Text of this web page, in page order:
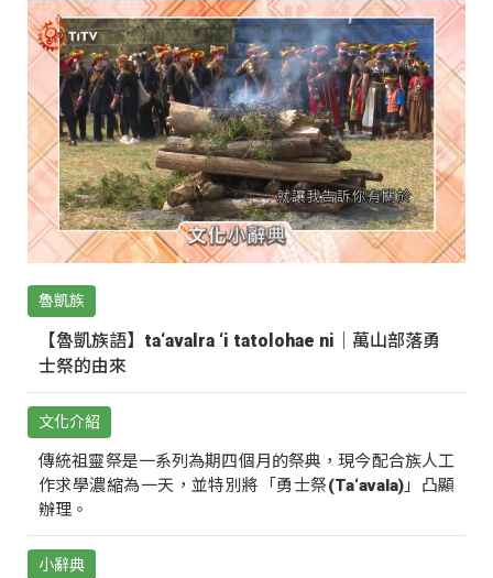
魯凱族
【魯凱族語】ta‘avalra ‘i tatolohae ni｜萬山部落勇
士祭的由來
文化介紹
傳統祖靈祭是一系列為期四個月的祭典，現今配合族人工
作求學濃縮為一天，並特別將「勇士祭(Ta‘avala)」凸顯
辦理。
小辭典